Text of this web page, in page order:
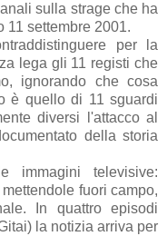
sulla strage che ha
11 settembre 2001.
per la
lega gli 11 registi che
ignorando che cosa
è quello di 11 sguardi
diversi l'attacco al
della storia
immagini televisive:
fuori campo,
In quattro episodi
la notizia arriva per